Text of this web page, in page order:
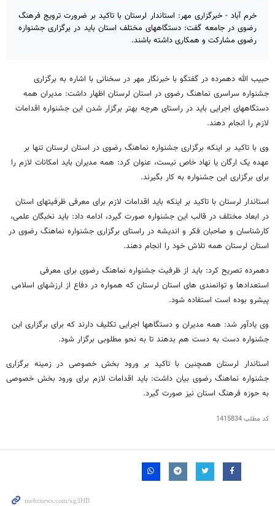
خرم آباد - خبرگزاری مهر: استاندار لرستان با تاکید بر ضرورت ترویج فرهنگ
رضوی در جامعه گفت: دستگاههای مختلف استان باید در برگزاری جشنواره
رضوی مشارکت و همکاری داشته باشند.
حبیب الله دهمرده در گفتگو با خبرنگار مهر در سخنانی با اشاره به برگزاری
جشنواره سراسری نماهنگ رضوی در استان لرستان اظهار داشت: مدیران همه
دستگاههای اجرایی باید در راستای هرچه بهتر برگزار شدن این جشنواره اقدامات
لازم را انجام دهند.
وی با تاکید بر اینکه برگزاری جشنواره نماهنگ رضوی در استان لرستان تنها بر
عهده یک ارگان یا نهاد خاص نیست، عنوان کرد: همه مدیران باید امکانات لازم را
برای برگزاری این جشنواره به کار بگیرند.
استاندار لرستان با تاکید بر اینکه باید اقدامات لازم برای معرفی ظرفیتهای استان
در ابعاد مختلف در قالب این جشنواره صورت گیرد، ادامه داد: باید نخبگان علمی،
کارشناسان و صاحبان فکر و اندیشه در راستای برگزاری جشنواره نماهنگ رضوی در
استان لرستان همه تلاش خود را انجام دهند.
دهمرده تصریح کرد: باید از ظرفیت جشنواره نماهنگ رضوی برای معرفی
استعدادها و توانمندی های استان لرستان که همواره در دفاع از ارزشهای اسلامی
پیشرو بوده است استفاده شود.
وی یادآور شد: همه مدیران و دستگاهها اجرایی تکلیف دارند که برای برگزاری این
جشنواره دست به دست هم بدهند تا به نحو مطلوبی برگزار شود.
استاندار لرستان همچنین با تاکید بر ورود بخش خصوصی در زمینه برگزاری
جشنواره نماهنگ رضوی بیان داشت: باید اقدامات لازم برای ورود بخش خصوصی
به حوزه فرهنگ استان نیز صورت گیرد.
کد مطلب1415834